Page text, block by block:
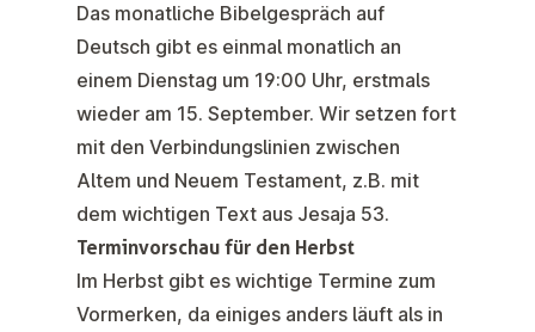
Das monatliche Bibelgespräch auf
Deutsch gibt es einmal monatlich an
einem Dienstag um 19:00 Uhr, erstmals
wieder am 15. September. Wir setzen fort
mit den Verbindungslinien zwischen
Altem und Neuem Testament, z.B. mit
dem wichtigen Text aus Jesaja 53.
Terminvorschau für den Herbst
Im Herbst gibt es wichtige Termine zum
Vormerken, da einiges anders läuft als in